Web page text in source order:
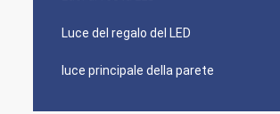
Luce del regalo del LED
luce principale della parete